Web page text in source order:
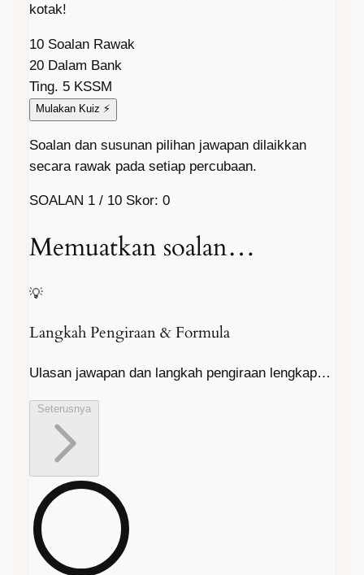
kotak!
10 Soalan Rawak
20 Dalam Bank
Ting. 5 KSSM
Mulakan Kuiz ⚡
Soalan dan susunan pilihan jawapan dilaikkan
secara rawak pada setiap percubaan.
SOALAN 1/ 10 Skor: 0
Memuatkan soalan…
💡
Langkah Pengiraan & Formula
Ulasan jawapan dan langkah pengiraan lengkap…
Seterusnya